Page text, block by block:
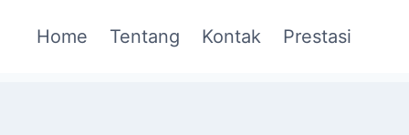
Home Tentang Kontak Prestasi